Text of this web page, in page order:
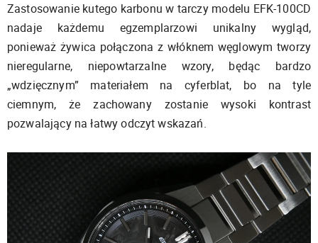
Zastosowanie kutego karbonu w tarczy modelu EFK-100CD
nadaje każdemu egzemplarzowi unikalny wygląd,
ponieważ żywica połączona z włóknem węglowym tworzy
nieregularne, niepowtarzalne wzory, będąc bardzo
„wdzięcznym” materiałem na cyferblat, bo na tyle
ciemnym, że zachowany zostanie wysoki kontrast
pozwalający na łatwy odczyt wskazań.